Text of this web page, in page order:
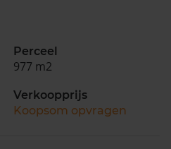
Perceel
977 m2
Verkoopprijs
Koopsom opvragen